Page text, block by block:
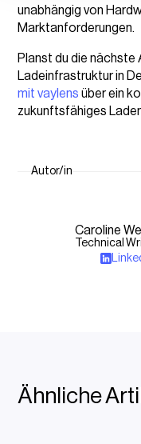
unabhängig von
Marktanforderungen.
Planst du die nächste
Ladeinfrastruktur in
mit vaylens über ein
zukunftsfähiges
Autor/in
Caroline
Technical
Ähnliche